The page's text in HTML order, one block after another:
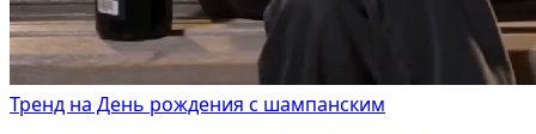
Тренд на День рождения с шампанским